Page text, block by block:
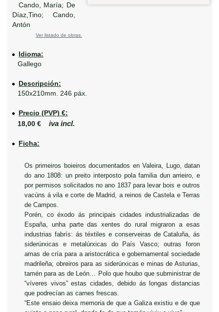
Cando, María; De
Díaz,Tino; Cando,
Antón
Ver listado de obras.
Idioma:
Gallego
Descripción:
150x210mm. 246 páx.
Precio (PVP) €:
18,00 € iva incl.
Ficha:
Os primeiros boieiros documentados en Valeira, Lugo, datan
do ano 1808: un preito interposto pola familia dun arrieiro, e
por permisos solicitados no ano 1837 para levar bois e outros
vacúns á vila e corte de Madrid, a reinos de Castela e Terras
de Campos.
Porén, co éxodo ás principais cidades industrializadas de
España, unha parte das xentes do rural migraron a esas
industrias fabrís: ás téxtiles e conserveiras de Cataluña, ás
siderúrxicas e metalúrxicas do País Vasco; outras foron
amas de cría para a aristocrática e gobernamental sociedade
madrileña; obreiros para as siderúrxicas e minas de Asturias,
tamén para as de León… Polo que houbo que subministrar de
“víveres vivos” estas cidades, debido ás longas distancias
que podrecían as carnes frescas.
“Este ensaio deixa memoria de que a Galiza existiu e de que